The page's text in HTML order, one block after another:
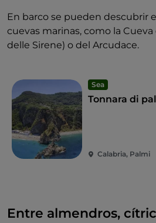
En barco se pueden descubrir
cuevas marinas, como la Cueva
delle Sirene) o del Arcudace.
Sea
Tonnara di
Calabria, Palmi
Entre almendros,